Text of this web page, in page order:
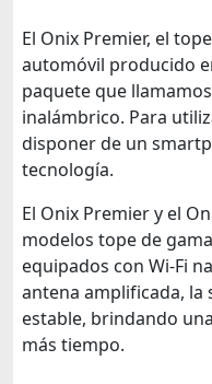
El Onix Premier, el
automóvil producido
paquete que
inalámbrico. Para
disponer de un
tecnología.
El Onix Premier y el
modelos tope de
equipados con Wi-Fi
antena amplificada, la
estable, brindando
más tiempo.